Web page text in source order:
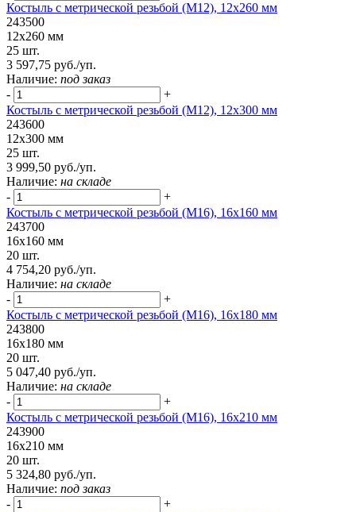
Костыль с метрической резьбой (М12), 12х260 мм
243500
12х260 мм
25 шт.
3 597,75 руб./уп.
Наличие: под заказ
-
+
Костыль с метрической резьбой (М12), 12х300 мм
243600
12х300 мм
25 шт.
3 999,50 руб./уп.
Наличие: на складе
-
+
Костыль с метрической резьбой (М16), 16х160 мм
243700
16х160 мм
20 шт.
4 754,20 руб./уп.
Наличие: на складе
-
+
Костыль с метрической резьбой (М16), 16х180 мм
243800
16х180 мм
20 шт.
5 047,40 руб./уп.
Наличие: на складе
-
+
Костыль с метрической резьбой (М16), 16х210 мм
243900
16х210 мм
20 шт.
5 324,80 руб./уп.
Наличие: под заказ
-
+